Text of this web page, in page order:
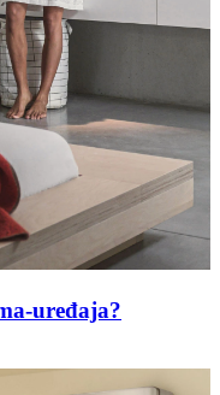
uređaja?